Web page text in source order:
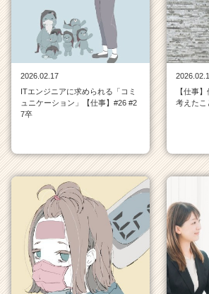
e
r
C
2026.02.17
ITエンジニアに求められる「コミ
ュニケーション」【仕事】#26 #2
7卒
【仕事
考えたこ